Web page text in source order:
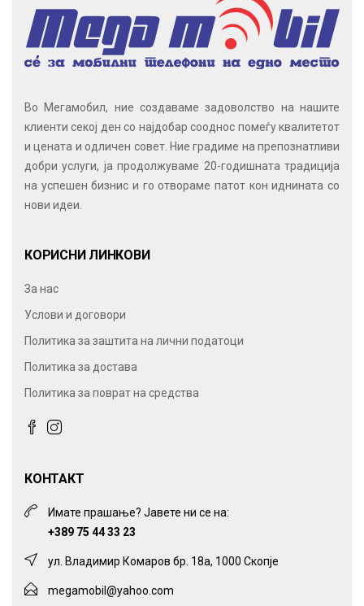
Во Мегамобил, ние создаваме задоволство на нашите
клиенти секој ден со најдобар сооднос помеѓу квалитетот
и цената и одличен совет. Ние градиме на препознатливи
добри услуги, ја продолжуваме 20-годишната традиција
на успешен бизнис и го отвораме патот кон иднината со
нови идеи.
КОРИСНИ ЛИНКОВИ
За нас
Услови и договори
Политика за заштита на лични податоци
Политика за достава
Политика за поврат на средства
КОНТАКТ
Имате прашање? Јавете ни се на:
+389 75 44 33 23
ул. Владимир Комаров бр. 18а, 1000 Скопје
megamobil@yahoo.com